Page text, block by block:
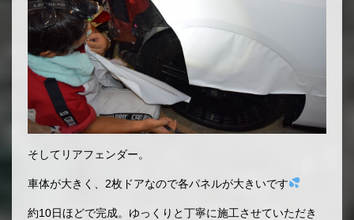
そしてリアフェンダー。
車体が大きく、2枚ドアなので各パネルが大きいです
約10日ほどで完成。ゆっくりと丁寧に施工させていただき